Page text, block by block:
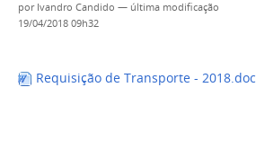
por Ivandro Candido — última modificação
19/04/2018 09h32
Requisição de Transporte - 2018.doc